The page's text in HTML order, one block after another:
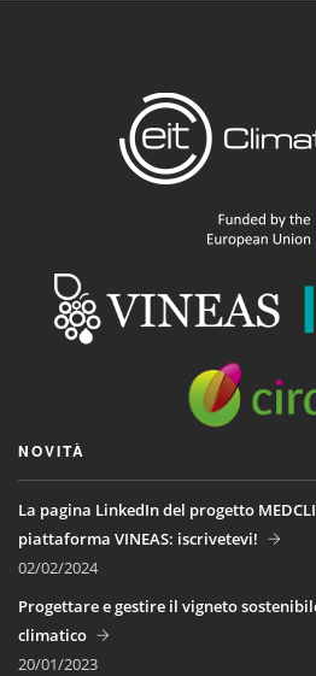
NOVITÀ
La pagina LinkedIn del progetto
piattaforma VINEAS: iscrivetevi!
02/02/2024
Progettare e gestire il vigneto
climatico
20/01/2023